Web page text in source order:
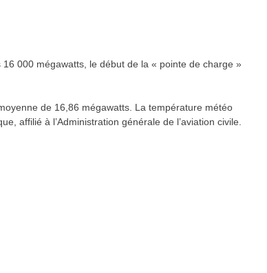
000 mégawatts, le début de la « pointe de charge »
de 16,86 mégawatts. La température météo
affilié à l’Administration générale de l’aviation civile.